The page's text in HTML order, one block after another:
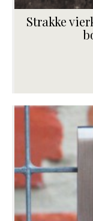
Strakke